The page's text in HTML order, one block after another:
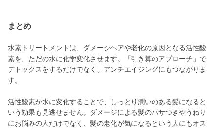
まとめ
水素トリートメントは、ダメージヘアや老化の原因となる活性酸
素を、ただの水に化学変化させます。「引き算のアプローチ」で
デトックスをするだけでなく、アンチエイジングにもつながりま
す。
活性酸素が水に変化することで、しっとり潤いのある髪になると
いう効果も見逃せません。ダメージによる髪のパサつきやうねり
にお悩みの人だけでなく、髪の老化が気になるという人にもオス